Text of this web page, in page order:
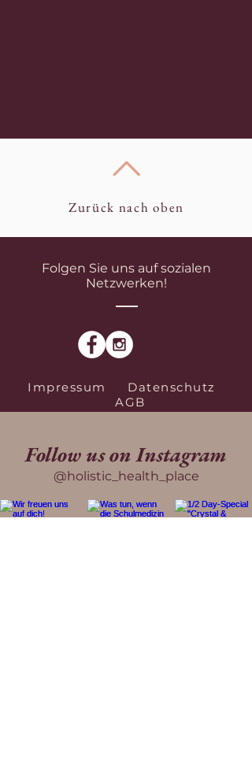
Zurück nach oben
Folgen Sie uns auf sozialen
Netzwerken!
Impressum
Datenschutz
AGB
Follow us on Instagram
@holistic_health_place